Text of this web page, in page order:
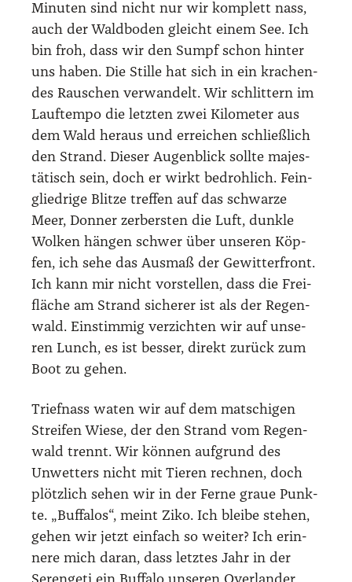
Minu­ten sind nicht nur wir kom­plett nass,
auch der Wald­bo­den gleicht einem See. Ich
bin froh, dass wir den Sumpf schon hin­ter
uns haben. Die Stil­le hat sich in ein kra­chen­
des Rau­schen ver­wan­delt. Wir schlit­tern im
Lauf­tem­po die letz­ten zwei Kilo­me­ter aus
dem Wald her­aus und errei­chen schließ­lich
den Strand. Die­ser Augen­blick soll­te majes­
tä­tisch sein, doch er wirkt bedroh­lich. Fein­
glied­ri­ge Blit­ze tref­fen auf das schwar­ze
Meer, Don­ner zer­bers­ten die Luft, dunk­le
Wol­ken hän­gen schwer über unse­ren Köp­
fen, ich sehe das Aus­maß der Gewit­ter­front.
Ich kann mir nicht vor­stel­len, dass die Frei­
flä­che am Strand siche­rer ist als der Regen­
wald. Ein­stim­mig ver­zich­ten wir auf unse­
ren Lunch, es ist bes­ser, direkt zurück zum
Boot zu gehen.
Trief­nass waten wir auf dem mat­schi­gen
Strei­fen Wie­se, der den Strand vom Regen­
wald trennt. Wir kön­nen auf­grund des
Unwet­ters nicht mit Tie­ren rech­nen, doch
plötz­lich sehen wir in der Fer­ne graue Punk­
te. „Buf­fa­los“, meint Ziko. Ich blei­be ste­hen,
gehen wir jetzt ein­fach so wei­ter? Ich erin­
ne­re mich dar­an, dass letz­tes Jahr in der